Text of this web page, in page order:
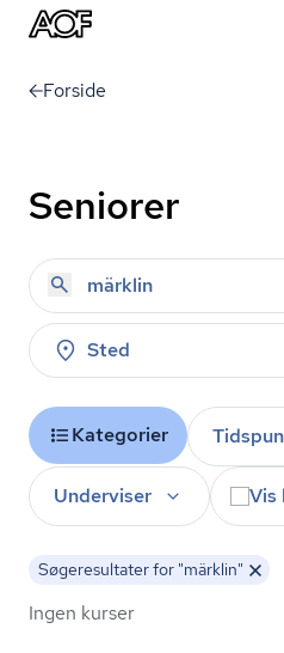
Forside
Seniorer
Sted
Kategorier
Underviser Vis
Søgeresultater for "märklin"
Ingen kurser